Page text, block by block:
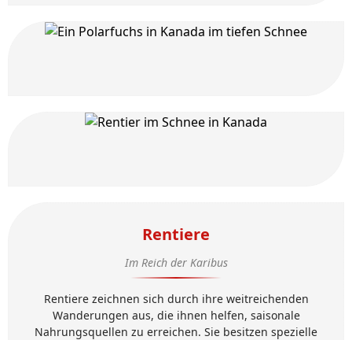
Rentiere
Im Reich der Karibus
Rentiere zeichnen sich durch ihre weitreichenden
Wanderungen aus, die ihnen helfen, saisonale
Nahrungsquellen zu erreichen. Sie besitzen spezielle